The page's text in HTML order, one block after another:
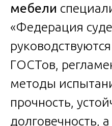
мебели
«Федерация
ГОСТов,
методы
прочность,
долговечность,